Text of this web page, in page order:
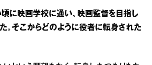
に映画学校に通い、映画監督を目指し
。そこからどのように役者に転身された